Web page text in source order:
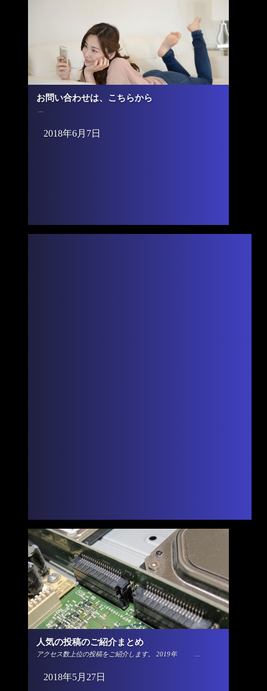
お問い合わせは、こちらから
2018年6月7日
人気の投稿のご紹介まとめ
アクセス数上位の投稿をご紹介します。 2019年 ...
2018年5月27日